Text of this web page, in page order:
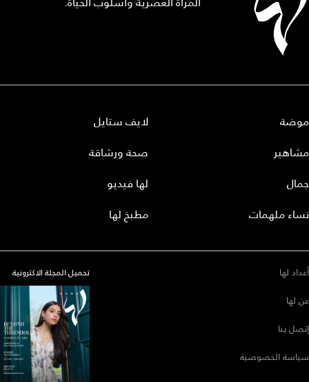
موضة
مشاهير
جمال
نساء ملهمات
لايف ستايل
صحة ورشاقة
لها فيديو
مطبخ لها
أعداد لها
عن لها
إتصل بنا
سياسة الخصوصية
تحميل المجلة الاكترونية